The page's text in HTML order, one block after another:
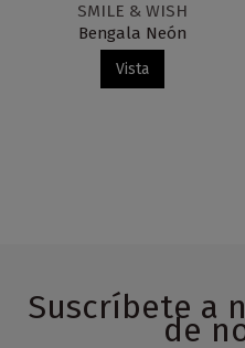
SMILE & WISH
Bengala Neón
Vista
Suscríbete a
de